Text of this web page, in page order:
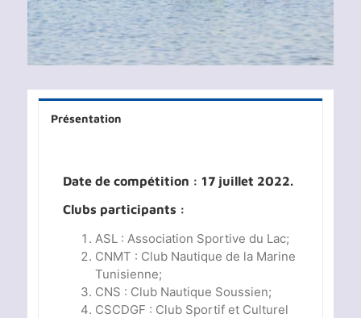
Présentation
Date de compétition : 17 juillet 2022.
Clubs participants :
ASL : Association Sportive du Lac;
CNMT : Club Nautique de la Marine
Tunisienne;
CNS : Club Nautique Soussien;
CSCDGF : Club Sportif et Culturel